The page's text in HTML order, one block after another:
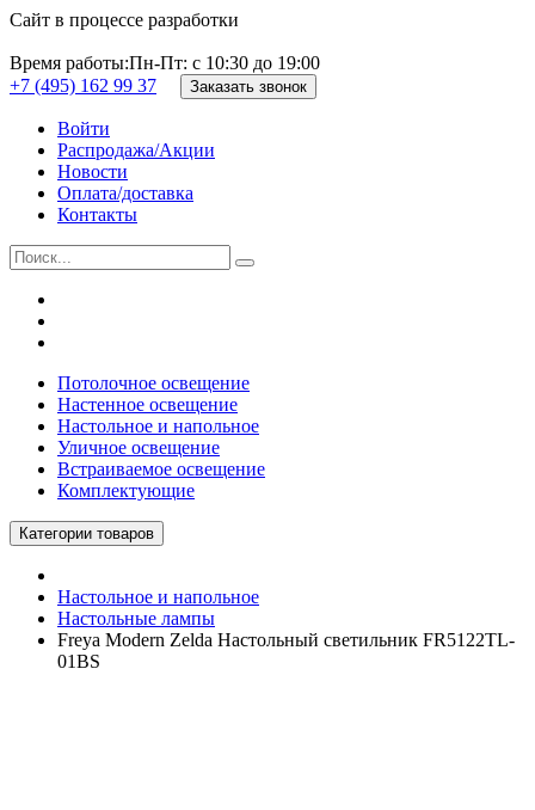
Сайт в процессе разработки
Время работы:Пн-Пт: с 10:30 до 19:00
+7 (495) 162 99 37
Заказать звонок
Войти
Распродажа/Акции
Новости
Оплата/доставка
Контакты
Потолочное освещение
Настенное освещение
Настольное и напольное
Уличное освещение
Встраиваемое освещение
Комплектующие
Категории товаров
Настольное и напольное
Настольные лампы
Freya Modern Zelda Настольный светильник FR5122TL-
01BS